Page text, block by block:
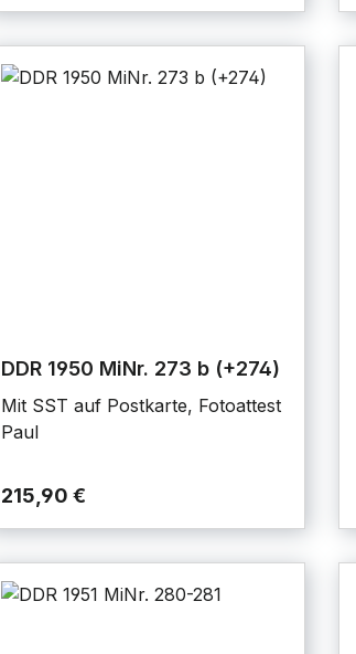
DDR 1950 MiNr. 273 b (+274)
Mit SST auf Postkarte, Fotoattest
Paul
215,90 €